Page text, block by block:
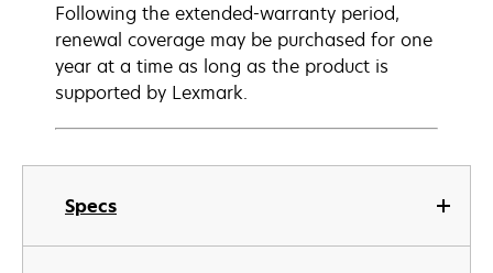
Specs
Following the extended-warranty period,
renewal coverage may be purchased for one
year at a time as long as the product is
supported by Lexmark.